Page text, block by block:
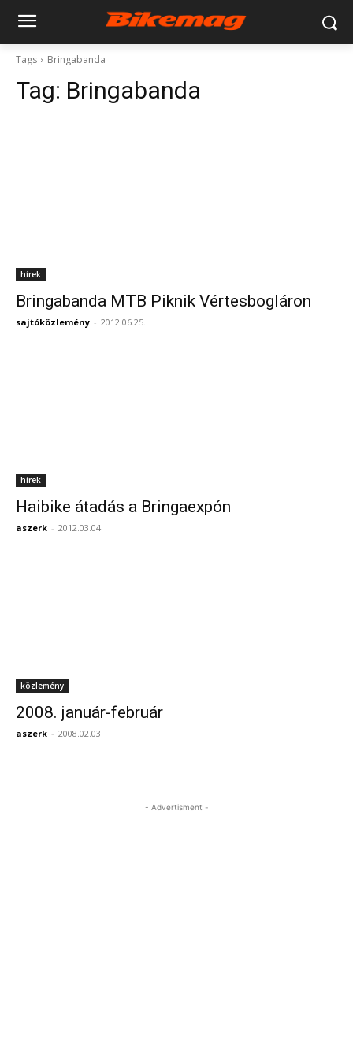
Tags Bringabanda
Tag: Bringabanda
hírek
Bringabanda MTB Piknik Vértesbogláron
sajtóközlemény - 2012.06.25.
hírek
Haibike átadás a Bringaexpón
aszerk - 2012.03.04.
közlemény
2008. január-február
aszerk - 2008.02.03.
- Advertisment -